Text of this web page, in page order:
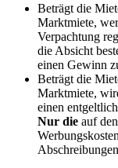
Beträgt die
Marktmiete,
Verpachtung
die Absicht
einen Gewinn
Beträgt die
Marktmiete,
einen
Nur die auf